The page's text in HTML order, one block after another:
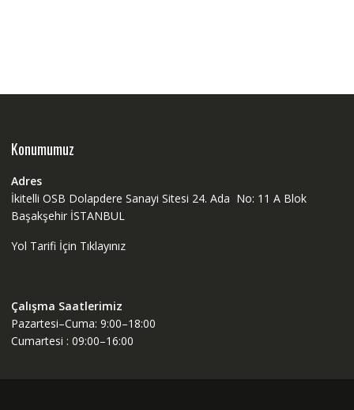
Konumumuz
Adres
İkitelli OSB Dolapdere Sanayi Sitesi 24. Ada No: 11 A Blok
Başakşehir İSTANBUL
Yol Tarifi İçin Tıklayınız
Çalışma Saatlerimiz
Pazartesi–Cuma: 9:00–18:00
Cumartesi : 09:00–16:00